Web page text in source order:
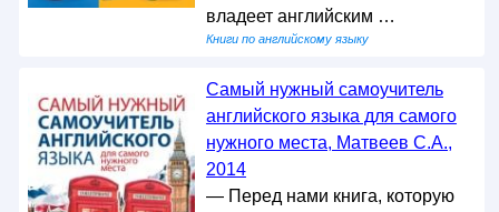
владеет английским …
Книги по английскому языку
Самый нужный самоучитель
английского языка для самого
нужного места, Матвеев С.А.,
2014
— Перед нами книга, которую